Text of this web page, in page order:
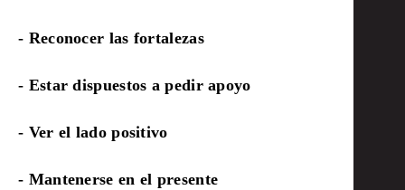
- Reconocer las fortalezas
- Estar dispuestos a pedir apoyo
- Ver el lado positivo
- Mantenerse en el presente